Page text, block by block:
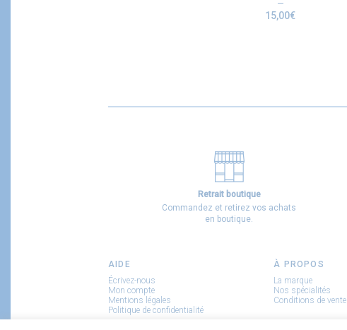
15,00€
Retrait boutique
Commandez et retirez vos achats
en boutique.
AIDE
Écrivez-nous
Mon compte
Mentions légales
Politique de confidentialité
À PROPOS
La marque
Nos spécialités
Conditions de vente